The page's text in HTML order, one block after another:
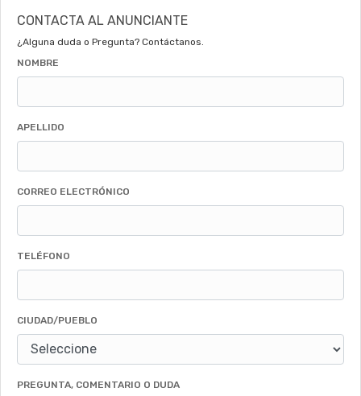
CONTACTA AL ANUNCIANTE
¿Alguna duda o Pregunta? Contáctanos.
NOMBRE
APELLIDO
CORREO ELECTRÓNICO
TELÉFONO
CIUDAD/PUEBLO
PREGUNTA, COMENTARIO O DUDA